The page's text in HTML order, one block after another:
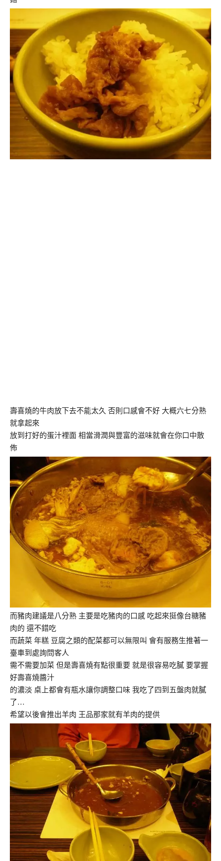
壽喜燒的牛肉放下去不能太久 否則口感會不好 大概六七分熟
就拿起來
放到打好的蛋汁裡面 相當滑潤與豐富的滋味就會在你口中散
佈
而豬肉建議是八分熟 主要是吃豬肉的口感 吃起來挺像台糖豬
肉的 還不錯吃
而蔬菜 年糕 豆腐之類的配菜都可以無限叫 會有服務生推著一
臺車到處詢問客人
需不需要加菜 但是壽喜燒有點很重要 就是很容易吃膩 要掌握
好壽喜燒醬汁
的濃淡 桌上都會有瓶水讓你調整口味 我吃了四到五盤肉就膩
了…
希望以後會推出羊肉 王品那家就有羊肉的提供